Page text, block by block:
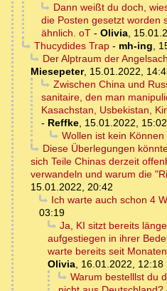
Dann weißt du doch,
die Posten gesetzt worden
ähnlich. oT - Olivia,
Thucydides Trap- mh-ing,
Der Alptraum der
Miesepeter, 15.01.2022,
Zwischen China und
sanitaire, den man
Kasachstan, Usbekistan,
- Reffke, 15.01.2022, 15:02
Wollen ist kein Können
Diese Überlegungen
sich Teile Chinas derzeit
verwandeln und warum die
15.01.2022, 20:42
Ich warte auch schon 4
03:19
Ja, KI sitzt bereits
aufgestiegen in ihrer
warte bereits seit
Olivia, 16.01.2022, 12:18
Warum bestelllst du